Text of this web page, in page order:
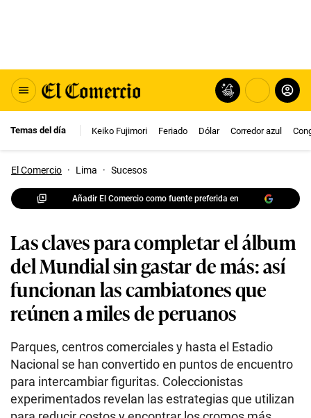
Temas del día Keiko Fujimori Feriado Dólar Corredor azul
El Comercio · Lima · Sucesos
Añadir El Comercio como fuente preferida en
Las claves para completar el álbum
del Mundial sin gastar de más: así
funcionan las cambiatones que
reúnen a miles de peruanos
Parques, centros comerciales y hasta el Estadio
Nacional se han convertido en puntos de encuentro
para intercambiar figuritas. Coleccionistas
experimentados revelan las estrategias que utilizan